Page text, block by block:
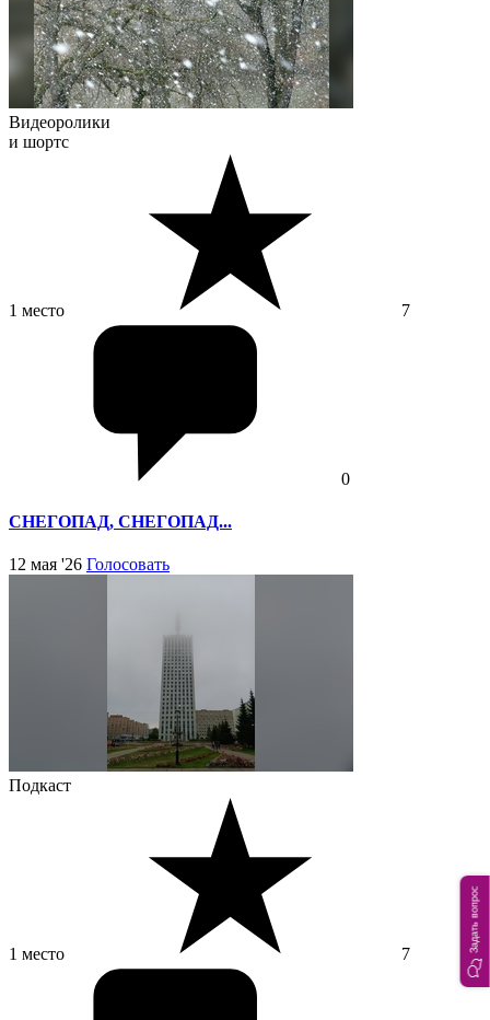
Видеоролики
и шортс
1 место 7
0
СНЕГОПАД, СНЕГОПАД...
12 мая '26 Голосовать
Подкаст
1 место 7
Задать вопрос